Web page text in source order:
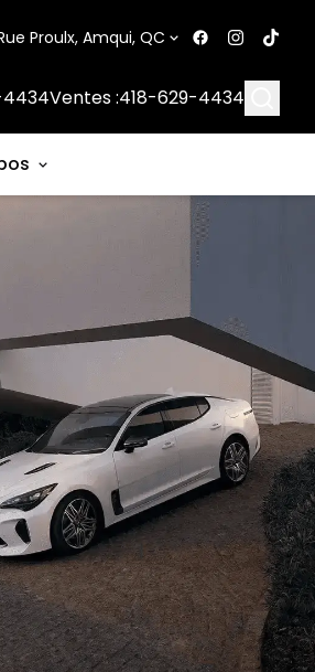
Proulx, Amqui, QC
Ventes :418-629-4434